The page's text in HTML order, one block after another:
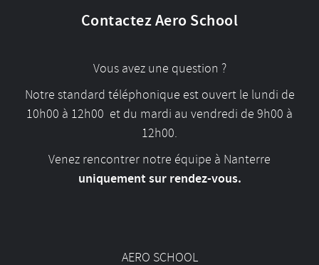
Contactez Aero School
Vous avez une question ?
Notre standard téléphonique est ouvert le lundi de
10h00 à 12h00 et du mardi au vendredi de 9h00 à
12h00.
Venez rencontrer notre équipe à Nanterre
uniquement sur rendez-vous.
AERO SCHOOL